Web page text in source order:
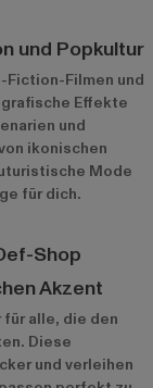
und Popkultur
Fiction-Filmen und
Effekte
und
ikonischen
Mode
für dich.
Shop
Akzent
alle, die den
Diese
und verleihen